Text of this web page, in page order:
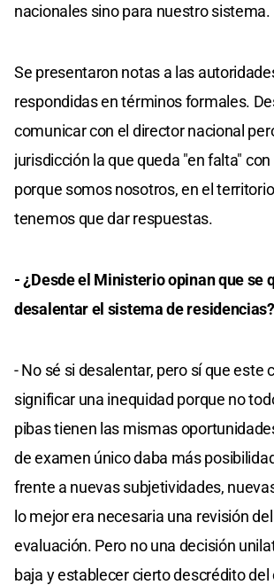
nacionales sino para nuestro sistema.
Se presentaron notas a las
respondidas en términos formales.
comunicar con el director nacional
jurisdicción la que queda "en falta"
porque somos nosotros, en el
tenemos que dar respuestas.
- ¿Desde el Ministerio opinan que se
desalentar el sistema de residencias?
- No sé si desalentar, pero sí que este
significar una inequidad porque no
pibas tienen las mismas
de examen único daba más
frente a nuevas subjetividades,
lo mejor era necesaria una revisión
evaluación. Pero no una decisión
baja y establecer cierto descrédito del